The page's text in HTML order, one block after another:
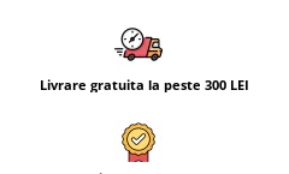
Livrare gratuita la peste 300 LEI